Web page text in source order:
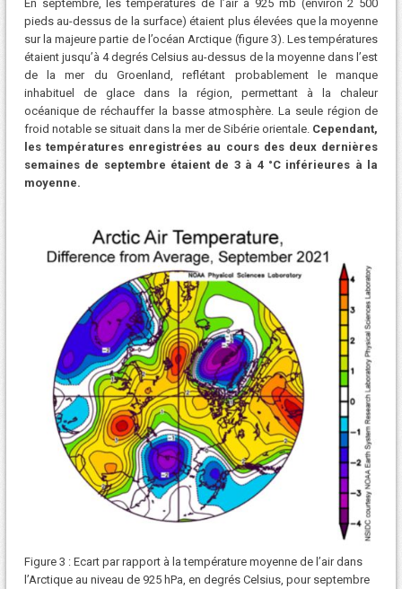
En septembre, les températures de l’air à 925 mb (environ 2 500
pieds au-dessus de la surface) étaient plus élevées que la moyenne
sur la majeure partie de l’océan Arctique (figure 3). Les températures
étaient jusqu’à 4 degrés Celsius au-dessus de la moyenne dans l’est
de la mer du Groenland, reflétant probablement le manque
inhabituel de glace dans la région, permettant à la chaleur
océanique de réchauffer la basse atmosphère. La seule région de
froid notable se situait dans la mer de Sibérie orientale. Cependant,
les températures enregistrées au cours des deux dernières
semaines de septembre étaient de 3 à 4 °C inférieures à la
moyenne.
Figure 3 : Ecart par rapport à la température moyenne de l’air dans
l’Arctique au niveau de 925 hPa, en degrés Celsius, pour septembre